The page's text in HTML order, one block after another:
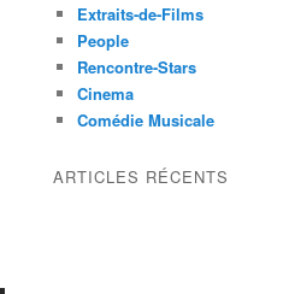
Extraits-de-Films
People
Rencontre-Stars
Cinema
Comédie Musicale
ARTICLES RÉCENTS